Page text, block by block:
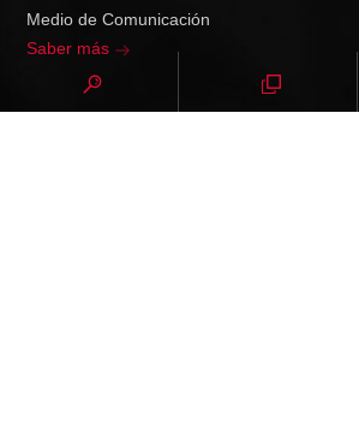
Medio de Comunicación
Saber más